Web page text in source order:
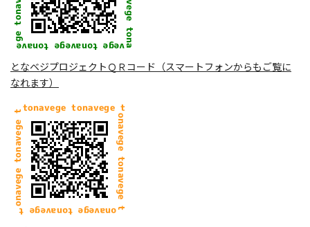
となベジプロジェクトＱＲコード（スマートフォンからもご覧に
なれます）